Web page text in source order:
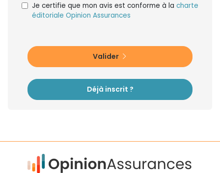
Je certifie que mon avis est conforme à la charte
éditoriale Opinion Assurances
Valider
Déjà inscrit ?